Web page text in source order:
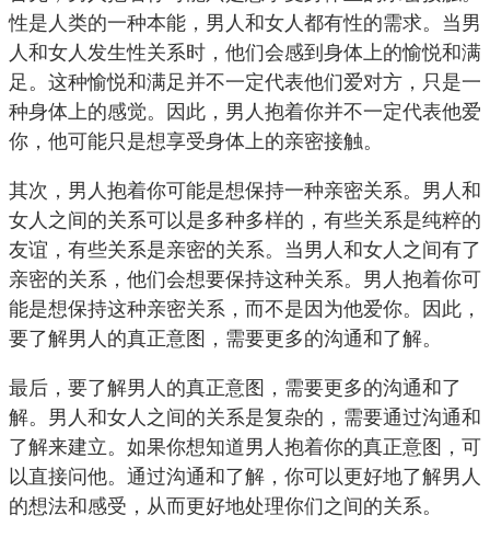
性是人类的一种本能，男人和女人都有性的需求。当男
人和女人发生性关系时，他们会感到身体上的愉悦和满
足。这种愉悦和满足并不一定代表他们爱对方，只是一
种身体上的感觉。因此，男人抱着你并不一定代表他爱
你，他可能只是想享受身体上的亲密接触。
其次，男人抱着你可能是想保持一种亲密关系。男人和
女人之间的关系可以是多种多样的，有些关系是纯粹的
友谊，有些关系是亲密的关系。当男人和女人之间有了
亲密的关系，他们会想要保持这种关系。男人抱着你可
能是想保持这种亲密关系，而不是因为他爱你。因此，
要了解男人的真正意图，需要更多的沟通和了解。
最后，要了解男人的真正意图，需要更多的沟通和了
解。男人和女人之间的关系是复杂的，需要通过沟通和
了解来建立。如果你想知道男人抱着你的真正意图，可
以直接问他。通过沟通和了解，你可以更好地了解男人
的想法和感受，从而更好地处理你们之间的关系。